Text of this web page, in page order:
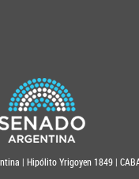
| Hipólito Yrigoyen 1849 |